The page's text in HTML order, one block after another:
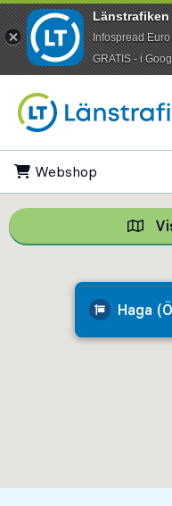
Webshop
Haga
Länstrafiken
Infospread Euro
​GRATIS - i